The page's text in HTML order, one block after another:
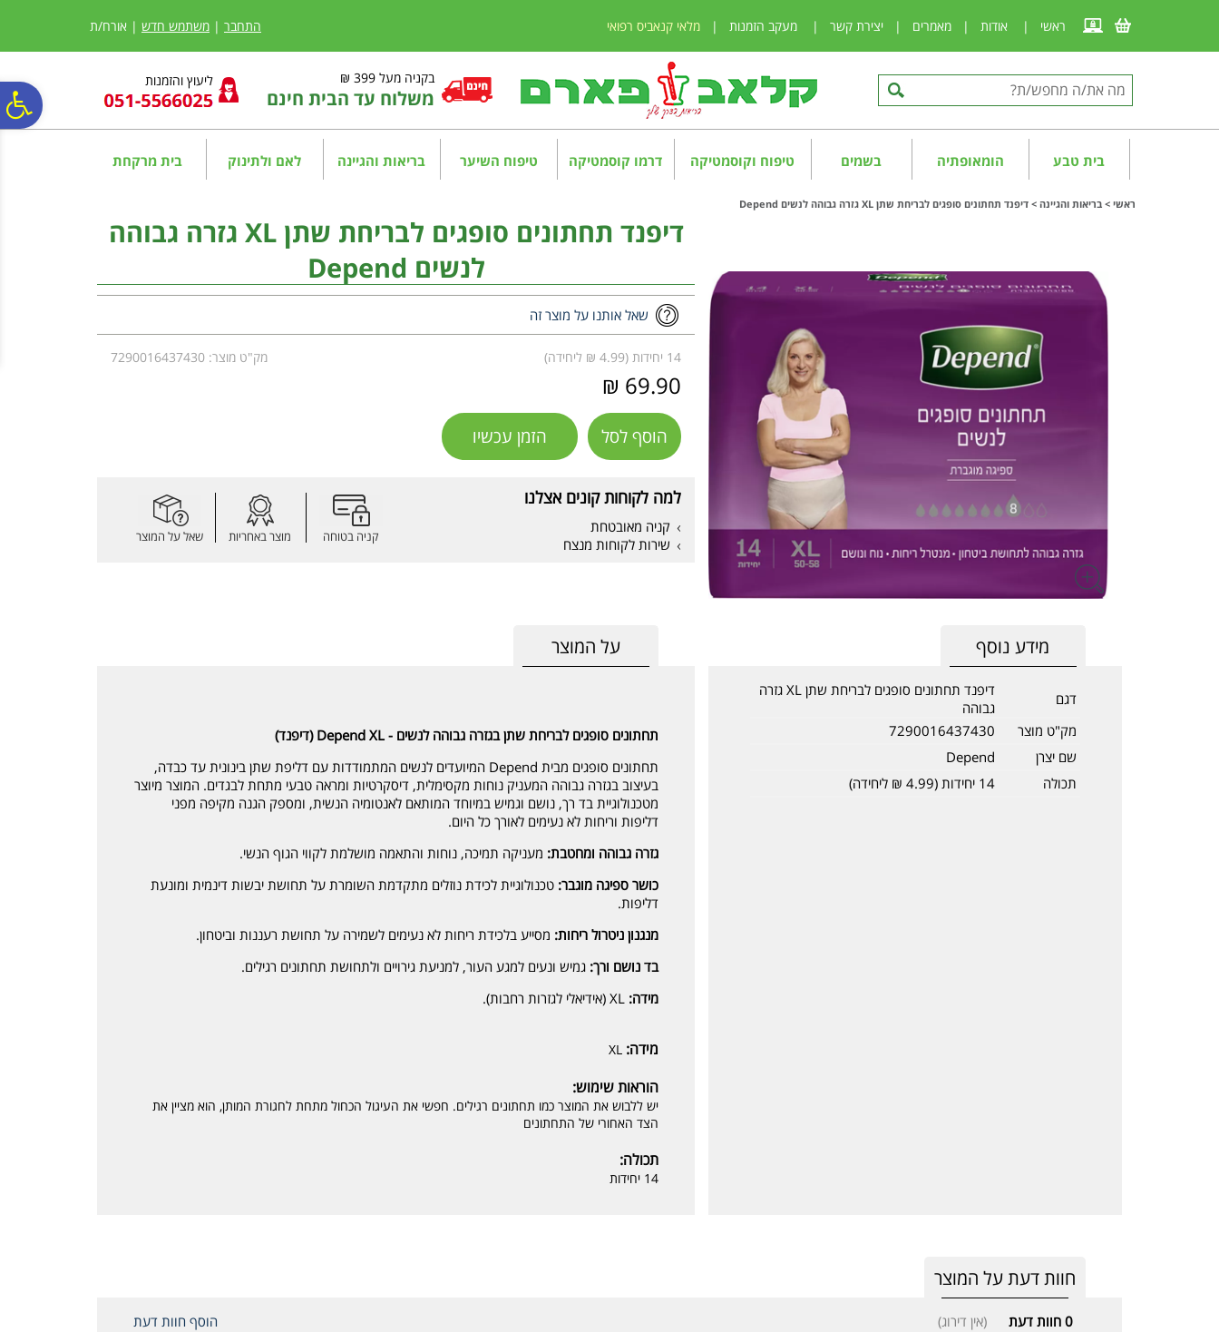
נגישות
אתר
המרכזי
ראשי | אודות | מאמרים | יצירת קשר | מעקב הזמנות | מלאי קנאביס רפואי התחבר | משתמש חדש | אורח/ת
בקניה מעל 399 ₪
משלוח עד הבית חינם
ליעוץ והזמנות
בית טבע הומאופתיה בשמים טיפוח וקוסמטיקה דרמו קוסמטיקה טיפוח השיער בריאות והגיינה לאם ולתינוק בית מרקחת
ראשי > בריאות והגיינה > דיפנד תחתונים סופגים לבריחת שתן XL גזרה גבוהה לנשים Depend
דיפנד תחתונים סופגים לבריחת שתן XL גזרה גבוהה
לנשים Depend
שאל אותנו על מוצר זה
14 יחידות (4.99 ₪ ליחידה) מק"ט מוצר: 7290016437430
69.90 ₪
הוסף לסל הזמן עכשיו
למה לקוחות קונים אצלנו
קניה מאובטחת
שירות לקוחות מנצח
קניה בטוחה מוצר באחריות שאל על המוצר
על המוצר
תחתונים סופגים לבריחת שתן בגזרה גבוהה לנשים - Depend XL (דיפנד)
תחתונים סופגים מבית Depend המיועדים לנשים המתמודדות עם דליפת שתן בינונית עד כבדה,
בעיצוב בגזרה גבוהה המעניק נוחות מקסימלית, דיסקרטיות ומראה טבעי מתחת לבגדים. המוצר מיוצר
מטכנולוגיית בד רך, נושם וגמיש במיוחד המותאם לאנטומיה הנשית, ומספק הגנה מקיפה מפני
דליפות וריחות לא נעימים לאורך כל היום.
גזרה גבוהה ומחטבת: מעניקה תמיכה, נוחות והתאמה מושלמת לקווי הגוף הנשי.
כושר ספיגה מוגבר: טכנולוגיית לכידת נוזלים מתקדמת השומרת על תחושת יבשות דינמית ומונעת
דליפות.
מנגנון ניטרול ריחות: מסייע בלכידת ריחות לא נעימים לשמירה על תחושת רעננות וביטחון.
בד נושם ורך: גמיש ונעים למגע העור, למניעת גירויים ולתחושת תחתונים רגילים.
מידה:
מידה: XL
הוראות שימוש:
יש ללבוש את המוצר כמו תחתונים רגילים. חפשי את העיגול הכחול מתחת לחגורת המותן, הוא מציין את
הצד האחורי של התחתונים
תכולה:
14 יחידות
מידע נוסף
דגם
דיפנד תחתונים סופגים לבריחת שתן XL גזרה
גבוהה
מק"ט מוצר
7290016437430
שם יצרן
Depend
תכולה
14 יחידות (4.99 ₪ ליחידה)
חוות דעת על המוצר
0 חוות דעת (אין דירוג) הוסף חוות דעת